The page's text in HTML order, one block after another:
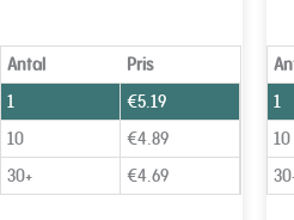
Antal
Pris
1
€5.19
10
€4.89
30+
€4.69
1
10